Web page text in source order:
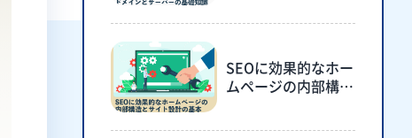
SEOに効果的なホー
ムページの内部構…